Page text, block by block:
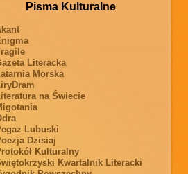
Pisma Kulturalne
Literacka
Morska
na Świecie
Lubuski
Dzisiaj
Kulturalny
Kwartalnik Literacki